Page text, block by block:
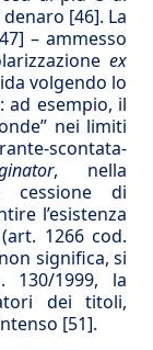
[46]. La
– ammesso
ex
volgendo lo
: ad esempio, il
nei limiti
scontata­
, nella
cessione di
l’esistenza
1266 cod.
significa, si
1999, la
dei titoli,
[51].